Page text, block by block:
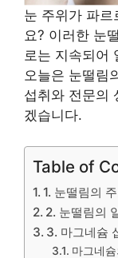
눈 주위가 파
요? 이러한 눈
로는 지속되어
오늘은 눈떨림
섭취와 전문의
겠습니다.
Table of
1. 눈떨림의
2. 눈떨림의
3. 마그네슘
마그네